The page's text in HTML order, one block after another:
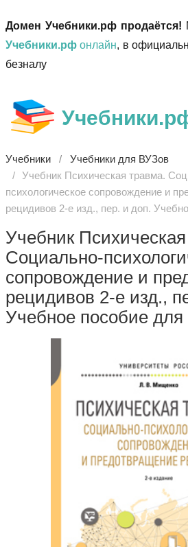
Домен Учебники.рф продаётся!
Учебники.рф онлайн, в
безналу
Учебники
Учебники для ВУЗов
Учебник Психическая травма.
психологическое сопровождение и
рецидивов 2-е изд., пер. и доп.
Учебник
Социально-
сопровождение и
рецидивов 2-е изд.,
Учебное пособие для